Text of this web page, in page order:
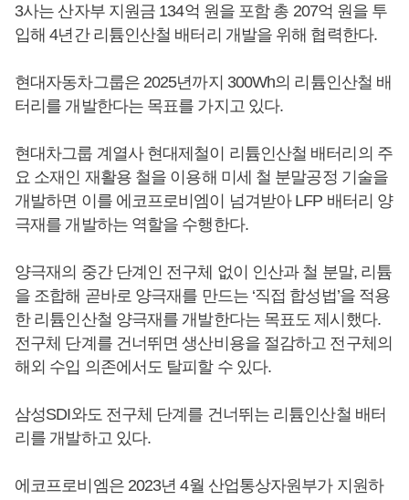
3사는 산자부 지원금 134억 원을 포함 총 207억 원을 투
입해 4년간 리튬인산철 배터리 개발을 위해 협력한다.
현대자동차그룹은 2025년까지 300Wh의 리튬인산철 배
터리를 개발한다는 목표를 가지고 있다.
현대차그룹 계열사 현대제철이 리튬인산철 배터리의 주
요 소재인 재활용 철을 이용해 미세 철 분말공정 기술을
개발하면 이를 에코프로비엠이 넘겨받아 LFP 배터리 양
극재를 개발하는 역할을 수행한다.
양극재의 중간 단계인 전구체 없이 인산과 철 분말, 리튬
을 조합해 곧바로 양극재를 만드는 ‘직접 합성법’을 적용
한 리튬인산철 양극재를 개발한다는 목표도 제시했다.
전구체 단계를 건너뛰면 생산비용을 절감하고 전구체의
해외 수입 의존에서도 탈피할 수 있다.
삼성SDI와도 전구체 단계를 건너뛰는 리튬인산철 배터
리를 개발하고 있다.
에코프로비엠은 2023년 4월 산업통상자원부가 지원하